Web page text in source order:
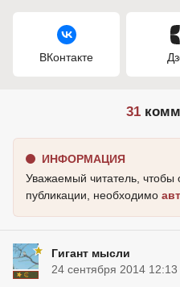
ВКонтакте
31
ИНФОРМАЦИЯ
Уважаемый читатель, чтобы
публикации, необходимо
Гигант мысли
24 сентября 2014 12:13